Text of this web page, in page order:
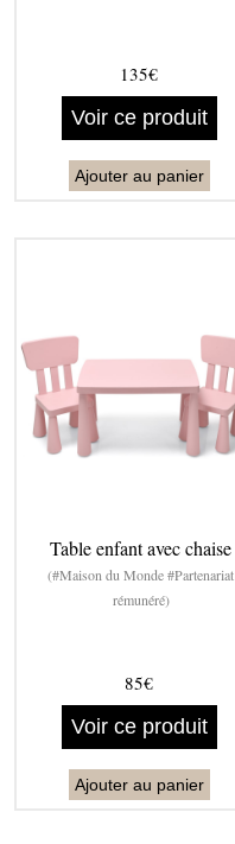
135€
Voir ce produit
Ajouter au panier
Table enfant avec chaise
(#Maison du Monde #Partenariat
rémunéré)
85€
Voir ce produit
Ajouter au panier